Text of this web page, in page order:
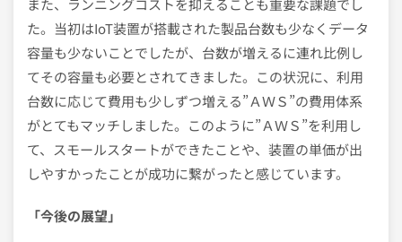
また、ランニングコストを抑えることも重要な課題でし
た。当初はIoT装置が搭載された製品台数も少なくデータ
容量も少ないことでしたが、台数が増えるに連れ比例し
てその容量も必要とされてきました。この状況に、利用
台数に応じて費用も少しずつ増える”ＡＷＳ”の費用体系
がとてもマッチしました。このように”ＡＷＳ”を利用し
て、スモールスタートができたことや、装置の単価が出
しやすかったことが成功に繋がったと感じています。
「今後の展望」